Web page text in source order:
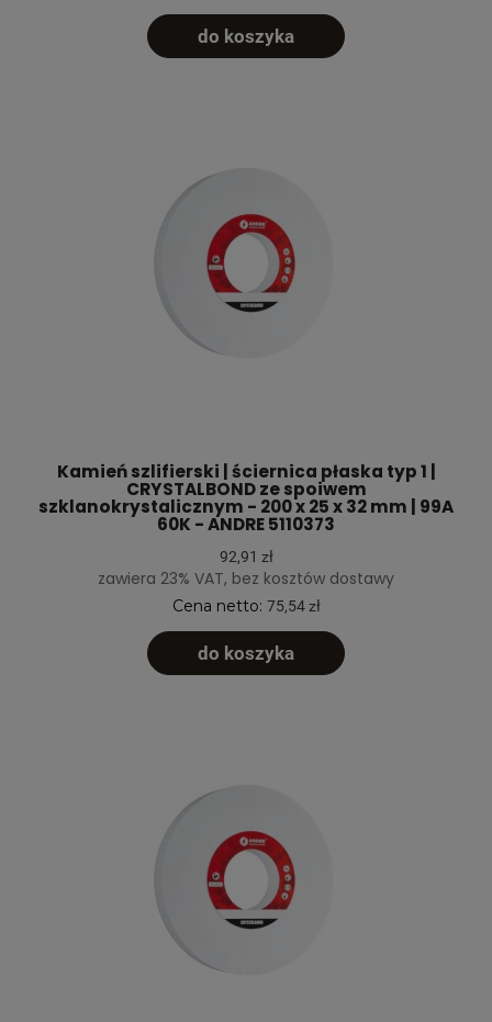
do koszyka
Kamień szlifierski | ściernica płaska typ 1 |
CRYSTALBOND ze spoiwem
szklanokrystalicznym - 200 x 25 x 32 mm | 99A
60K - ANDRE 5110373
92,91 zł
zawiera 23% VAT, bez kosztów dostawy
Cena netto: 75,54 zł
do koszyka